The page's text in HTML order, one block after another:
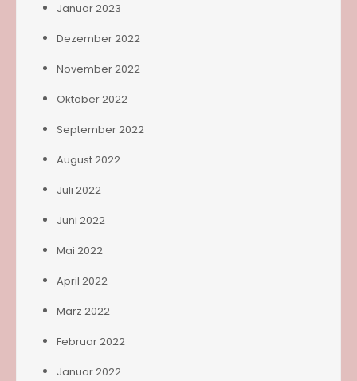
Januar 2023
Dezember 2022
November 2022
Oktober 2022
September 2022
August 2022
Juli 2022
Juni 2022
Mai 2022
April 2022
März 2022
Februar 2022
Januar 2022